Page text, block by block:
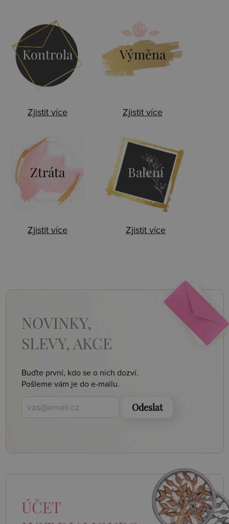
Kontrola
Zjistit více
Výměna
Zjistit více
Ztráta
Zjistit více
Balení
Zjistit více
NOVINKY,
SLEVY, AKCE
Buďte první, kdo se o nich dozví.
Pošleme vám je do e-mailu.
Odeslat
ÚČET